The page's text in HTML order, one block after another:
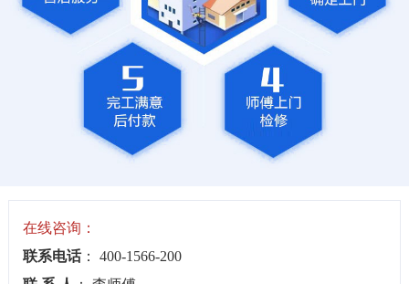
在线咨询：
联系电话： 400-1566-200